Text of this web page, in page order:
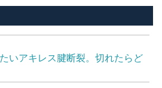
いアキレス腱断裂。切れたらど